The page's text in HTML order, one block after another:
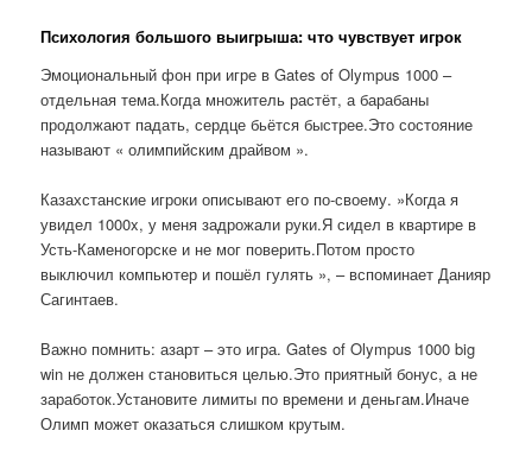
Психология большого выигрыша: что чувствует игрок
Эмоциональный фон при игре в Gates of Olympus 1000 –
отдельная тема.Когда множитель растёт, а барабаны
продолжают падать, сердце бьётся быстрее.Это состояние
называют « олимпийским драйвом ».
Казахстанские игроки описывают его по-своему. »Когда я
увидел 1000x, у меня задрожали руки.Я сидел в квартире в
Усть-Каменогорске и не мог поверить.Потом просто
выключил компьютер и пошёл гулять », – вспоминает Данияр
Сагинтаев.
Важно помнить: азарт – это игра. Gates of Olympus 1000 big
win не должен становиться целью.Это приятный бонус, а не
заработок.Установите лимиты по времени и деньгам.Иначе
Олимп может оказаться слишком крутым.